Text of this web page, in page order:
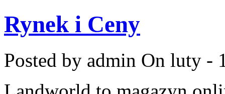
Rynek i Ceny
Posted by admin On luty -